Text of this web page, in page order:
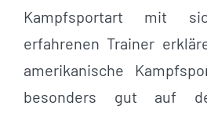
Kampfsportart mit
erfahrenen Trainer
amerikanische
besonders gut auf